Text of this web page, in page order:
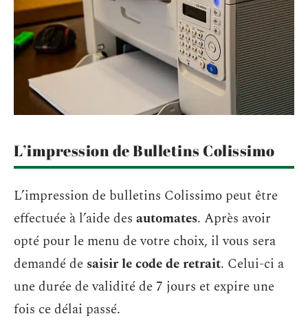
L’impression de Bulletins Colissimo
L’impression de bulletins Colissimo peut être
effectuée à l’aide des automates. Après avoir
opté pour le menu de votre choix, il vous sera
demandé de saisir le code de retrait. Celui-ci a
une durée de validité de 7 jours et expire une
fois ce délai passé.